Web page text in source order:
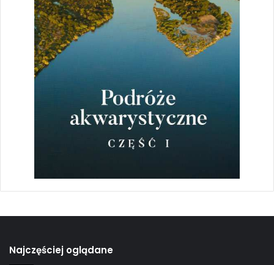
Najczęściej oglądane